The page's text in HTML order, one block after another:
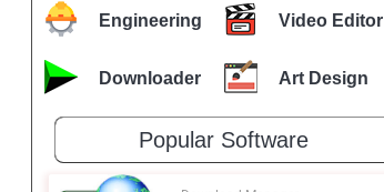
Engineering Video Editor
Downloader Art Design
Popular Software